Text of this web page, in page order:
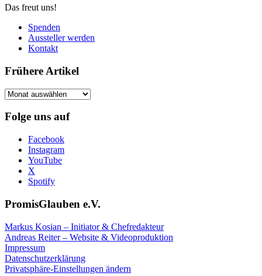
Das freut uns!
Spenden
Aussteller werden
Kontakt
Frühere Artikel
Frühere
Folge uns auf
Facebook
Instagram
YouTube
X
Spotify
PromisGlauben e.V.
Markus Kosian – Initiator & Chefredakteur
Andreas Reiter – Website & Videoproduktion
Impressum
Datenschutzerklärung
Privatsphäre-Einstellungen ändern